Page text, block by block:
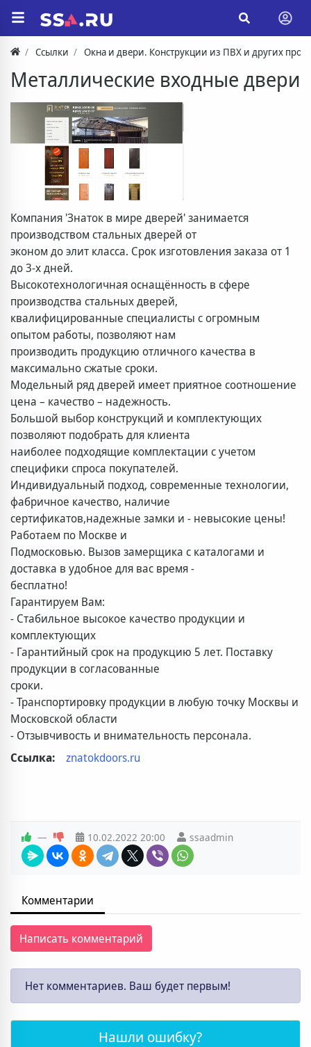
Ссылки Окна и двери. Конструкции из ПВХ и других
Металлические входные двери
Компания 'Знаток в мире дверей' занимается
производством стальных дверей от
эконом до элит класса. Срок изготовления заказа от 1
до 3-х дней.
Высокотехнологичная оснащённость в сфере
производства стальных дверей,
квалифицированные специалисты с огромным
опытом работы, позволяют нам
производить продукцию отличного качества в
максимально сжатые сроки.
Модельный ряд дверей имеет приятное соотношение
цена – качество – надежность.
Большой выбор конструкций и комплектующих
позволяют подобрать для клиента
наиболее подходящие комплектации с учетом
специфики спроса покупателей.
Индивидуальный подход, современные технологии,
фабричное качество, наличие
сертификатов,надежные замки и - невысокие цены!
Работаем по Москве и
Подмосковью. Вызов замерщика с каталогами и
доставка в удобное для вас время -
бесплатно!
Гарантируем Вам:
- Стабильное высокое качество продукции и
комплектующих
- Гарантийный срок на продукцию 5 лет. Поставку
продукции в согласованные
сроки.
- Транспортировку продукции в любую точку Москвы и
Московской области
- Отзывчивость и внимательность персонала.
Ссылка:
znatokdoors.ru
— 10.02.2022 20:00 ssaadmin
Комментарии
Написать комментарий
Нет комментариев. Ваш будет первым!
Нашли ошибку?